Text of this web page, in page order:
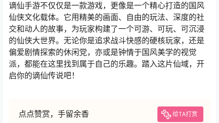
谪仙手游不仅仅是一款游戏，更像是一个精心打造的国风
仙侠文化载体。它用精美的画面、自由的玩法、深度的社
交和动人的故事，为玩家构建了一个可游、可玩、可沉浸
的仙侠大世界。无论你是追求战斗快感的硬核玩家，还是
偏爱剧情探索的休闲党，亦或是钟情于国风美学的视觉
派，都能在这里找到属于自己的乐趣。踏入这片仙域，开
启你的谪仙传说吧！
点点赞赏，手留余香 给TA打赏